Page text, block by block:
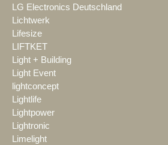
LG Electronics Deutschland
Lichtwerk
Lifesize
LIFTKET
Light + Building
Light Event
lightconcept
Lightlife
Lightpower
Lightronic
Limelight